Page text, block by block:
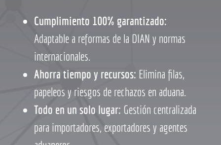
Cumplimiento 100% garantizado:
Adaptable a reformas de la DIAN y normas
internacionales.
Ahorra tiempo y recursos: Elimina filas,
papeleos y riesgos de rechazos en aduana.
Todo en un solo lugar: Gestión centralizada
para importadores, exportadores y agentes